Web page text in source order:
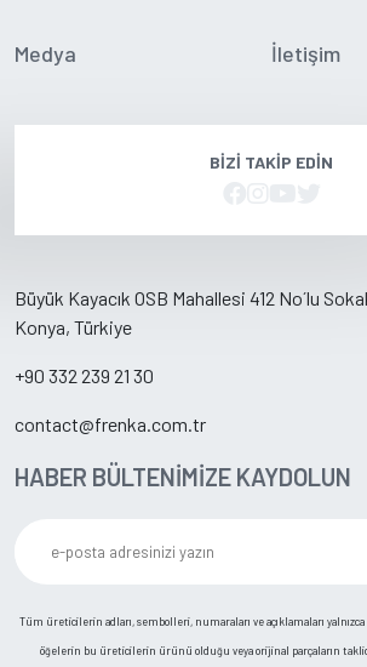
Medya İletişim
BIZI TAKIP EDIN
HABER BÜLTENİMİZE KAYDOLUN
Büyük Kayacık OSB Mahallesi 412 No´lu
Konya, Türkiye
+90 332 239 21 30
contact@frenka.com.tr
Tüm üreticilerin adları, sembolleri, numaraları ve açıklamaları
öğelerin bu üreticilerin ürünü olduğu veya orijinal parçaların